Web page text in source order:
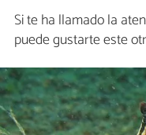
Si te ha llamado la
puede gustarte este